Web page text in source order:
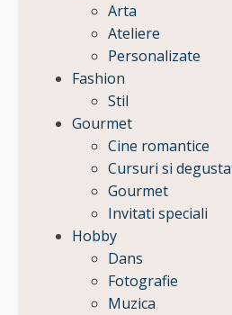
Arta
Ateliere
Personalizate
Fashion
Stil
Gourmet
Cine romantice
Cursuri si
Gourmet
Invitati speciali
Hobby
Dans
Fotografie
Muzica